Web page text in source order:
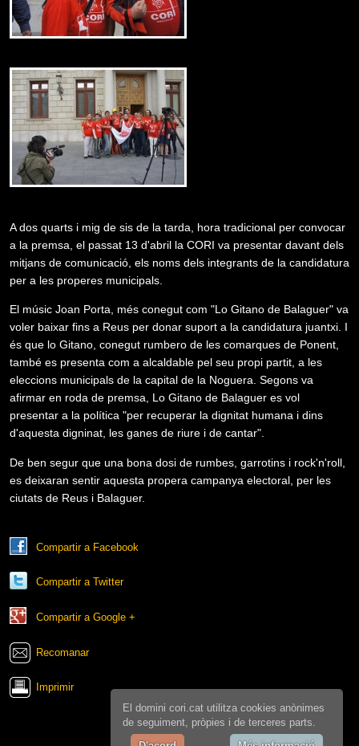
A dos quarts i mig de sis de la tarda, hora tradicional per convocar
a la premsa, el passat 13 d'abril la CORI va presentar davant dels
mitjans de comunicació, els noms dels integrants de la candidatura
per a les properes municipals.
El músic Joan Porta, més conegut com "Lo Gitano de Balaguer" va
voler baixar fins a Reus per donar suport a la candidatura juantxi. I
és que lo Gitano, conegut rumbero de les comarques de Ponent,
també es presenta com a alcaldable pel seu propi partit, a les
eleccions municipals de la capital de la Noguera. Segons va
afirmar en roda de premsa, Lo Gitano de Balaguer es vol
presentar a la política "per recuperar la dignitat humana i dins
d'aquesta digninat, les ganes de riure i de cantar".
De ben segur que una bona dosi de rumbes, garrotins i rock'n'roll,
es deixaran sentir aquesta propera campanya electoral, per les
ciutats de Reus i Balaguer.
Compartir a Facebook
Compartir a Twitter
Compartir a Google +
Recomanar
Imprimir
El domini cori.cat utilitza cookies anònimes
de seguiment, pròpies i de terceres parts.